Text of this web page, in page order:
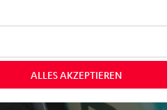
ALLES AKZEPTIEREN